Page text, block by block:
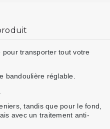
pour transporter tout votre
bandoulière réglable.
tandis que pour le fond,
avec un traitement anti-